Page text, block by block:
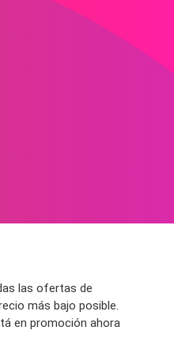
las ofertas de
más bajo posible.
en promoción ahora